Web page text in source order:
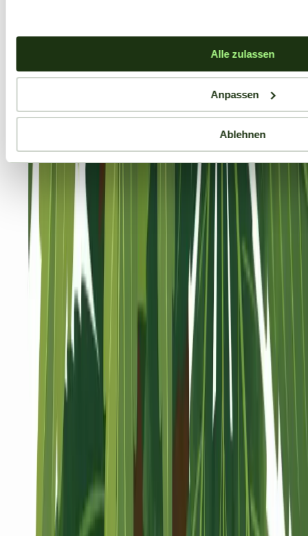
Alle zulassen
Anpassen
Ablehnen
Seedbanks